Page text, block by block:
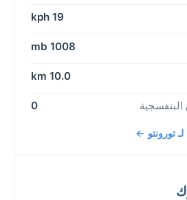
19 kph
1008 mb
10.0 km
0
تورونتو ←